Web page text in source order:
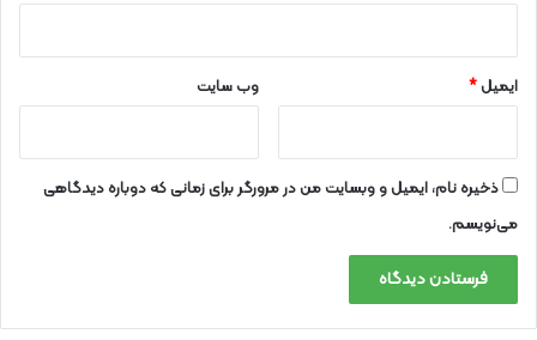
ایمیل* وب‌ سایت
ذخیره نام، ایمیل و وبسایت من در مرورگر برای زمانی که دوباره دیدگاهی
می‌نویسم.